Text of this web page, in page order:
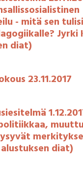
- mitä sen
diat)
23.11.2017
diat)